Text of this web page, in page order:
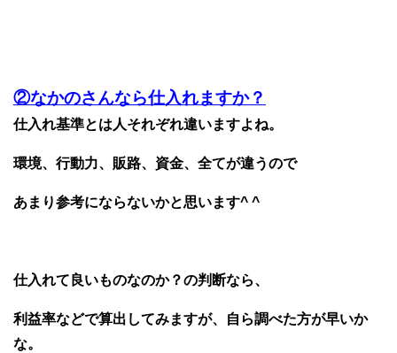
②なかのさんなら仕入れますか？
仕入れ基準とは人それぞれ違いますよね。
環境、行動力、販路、資金、全てが違うので
あまり参考にならないかと思います^ ^
仕入れて良いものなのか？の判断なら、
利益率などで算出してみますが、自ら調べた方が早いか
な。